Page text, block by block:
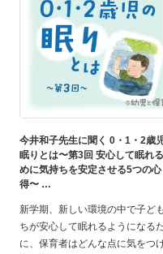
今井和子先生に聞く 0・1・2歳
眠りとは〜第3回 安心して眠れ
めに気持ちを安定させる5つの心
得〜
新学期、新しい環境の中で子ど
ちが安心して眠れるようになる
に、保育者はどんな点に気をつ